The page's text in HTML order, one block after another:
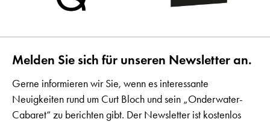
Melden Sie sich für unseren Newsletter an.
Gerne informieren wir Sie, wenn es interessante
Neuigkeiten rund um Curt Bloch und sein „Onderwater-
Cabaret“ zu berichten gibt. Der Newsletter ist kostenlos